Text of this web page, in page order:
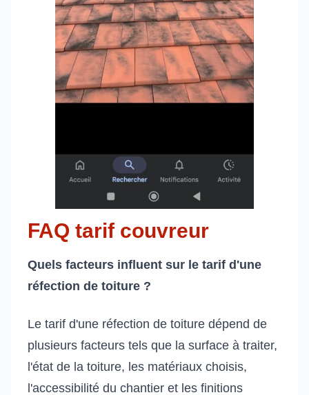
FAQ tarif couvreur
Quels facteurs influent sur le tarif d'une
réfection de toiture ?
Le tarif d'une réfection de toiture dépend de
plusieurs facteurs tels que la surface à traiter,
l'état de la toiture, les matériaux choisis,
l'accessibilité du chantier et les finitions